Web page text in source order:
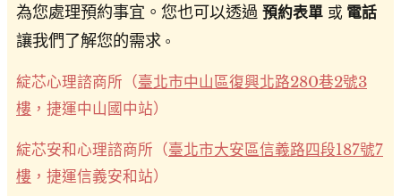
為您處理預約事宜。您也可以透過 預約表單 或 電話
讓我們了解您的需求 。
綻芯心理諮商所（臺北市中山區復興北路280巷2號3
樓 ，捷運中山國中站）
綻芯安和心理諮商所（臺北市大安區信義路四段187號7
樓 ，捷運信義安和站）